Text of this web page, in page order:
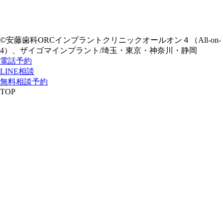
©安藤歯科ORCインプラントクリニックオールオン４（All-on-
4）、ザイゴマインプラント/埼玉・東京・神奈川・静岡
電話予約
LINE相談
無料相談予約
TOP